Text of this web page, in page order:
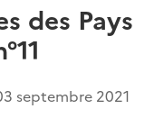
des Pays
septembre 2021